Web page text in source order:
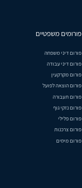
פורומים משפטיים
פורום דיני משפחה
פורום דיני עבודה
פורום מקרקעין
פורום הוצאה לפועל
פורום תעבורה
פורום נזקי גוף
פורום פלילי
פורום צרכנות
פורום מיסים